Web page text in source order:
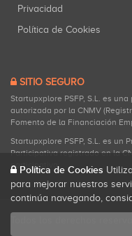
Privacidad
Política de Cookies
SITIO SEGURO
Startupxplore PSFP, S.L. es
autorizada por la CNMV
Fomento de la Financiación
Startupxplore PSFP, S.L. es un
Participativa registrado en la
participativa.
Todos los derechos
Política de Cookies
para mejorar nuestros
continúa navegando,